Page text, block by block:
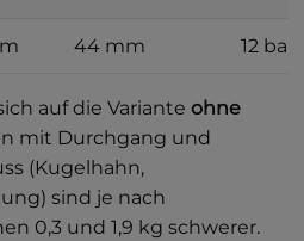
44 mm 12 bar
auf die Varianteohne
mit Durchgang und
(Kugelhahn,
sind je nach
0,3 und 1,9 kg schwerer.